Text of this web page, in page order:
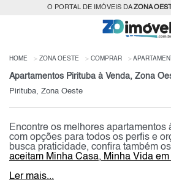
O PORTAL DE IMÓVEIS DAZONA
HOME ZONA OESTE COMPRAR
Apartamentos Pirituba à Venda, Zona
Pirituba, Zona Oeste
Encontre os melhores apartamentos
com opções para todos os perfis e
busca praticidade, confira também os
aceitam Minha Casa, Minha Vida
Ler mais...